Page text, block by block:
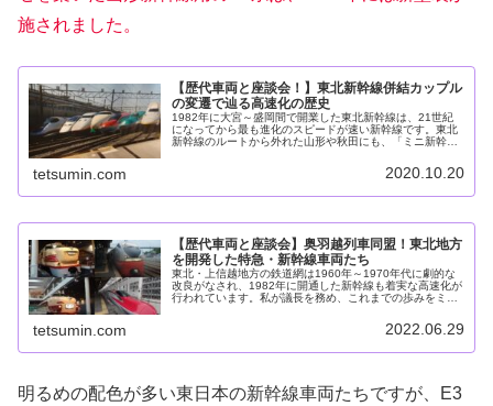
施されました。
【歴代車両と座談会！】東北新幹線併結カップル
の変遷で辿る高速化の歴史
1982年に大宮～盛岡間で開業した東北新幹線は、21世紀
になってから最も進化のスピードが速い新幹線です。東北
新幹線のルートから外れた山形や秋田にも、「ミニ新幹
tetsumin.com 2020.10.20
【歴代車両と座談会】奥羽越列車同盟！東北地方
を開発した特急・新幹線車両たち
東北・上信越地方の鉄道網は1960年～1970年代に劇的な
改良がなされ、1982年に開通した新幹線も着実な高速化が
行われています。私が議長を務め、これまでの歩みをミニ
tetsumin.com 2022.06.29
明るめの配色が多い東日本の新幹線車両たちですが、E3